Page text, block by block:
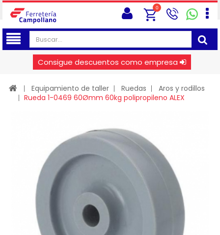
0
Consigue descuentos como empresa
Equipamiento de taller Ruedas
Aros y rodillos
Rueda 1-0469 60Ømm 60kg polipropileno ALEX